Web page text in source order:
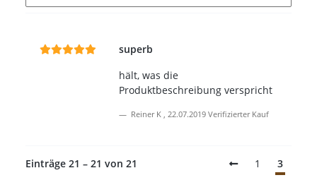
superb
hält, was die
Produktbeschreibung verspricht
Reiner K , 22.07.2019 Verifizierter Kauf
Einträge 21 – 21 von 21 1 3